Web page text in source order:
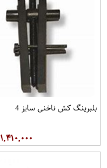
بلبرینگ کش ناخنی سایز 4
۱,۴۱۰,۰۰۰